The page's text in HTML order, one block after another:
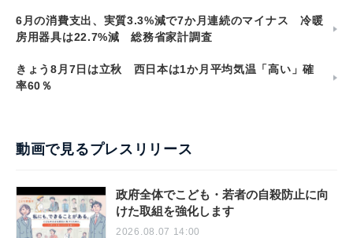
6月の消費支出、実質3.3%減で7か月連続のマイナス 冷暖
房用器具は22.7%減 総務省家計調査
きょう8月7日は立秋 西日本は1か月平均気温「高い」確
率60％
動画で見るプレスリリース
政府全体でこども・若者の自殺防止に向
けた取組を強化します
2026.08.07 14:00